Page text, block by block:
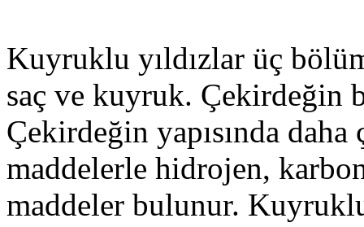
Kuyruklu yıldızlar üç
saç ve kuyruk.
Çekirdeğin yapısında
maddelerle hidrojen,
maddeler bulunur.